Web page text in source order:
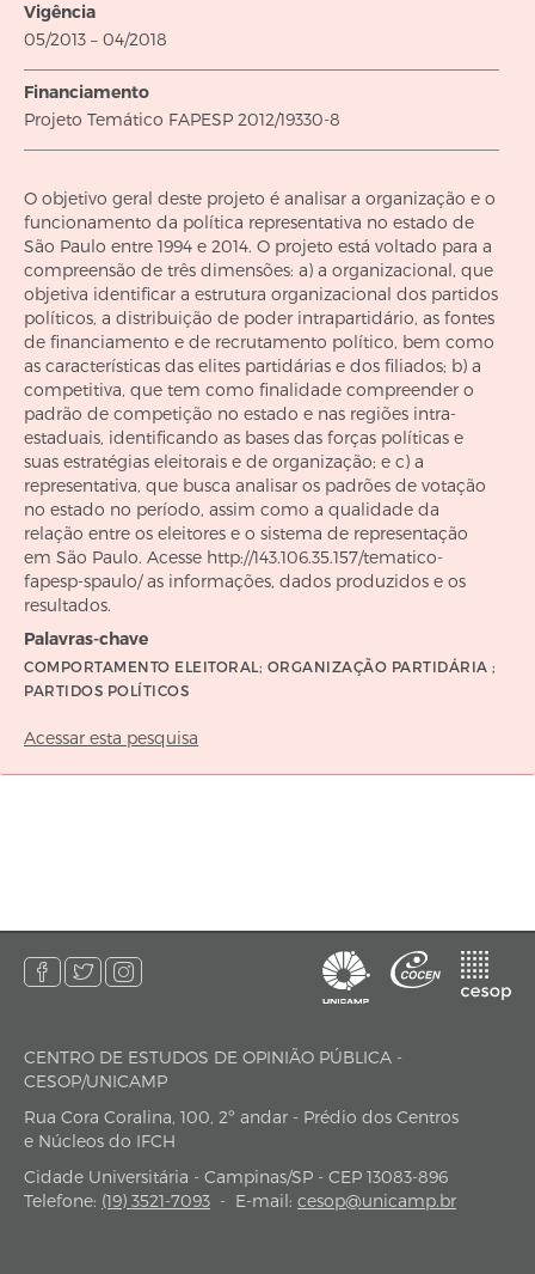
Vigência
05/2013 – 04/2018
Financiamento
Projeto Temático FAPESP 2012/19330-8
O objetivo geral deste projeto é analisar a organização e o
funcionamento da política representativa no estado de
São Paulo entre 1994 e 2014. O projeto está voltado para a
compreensão de três dimensões: a) a organizacional, que
objetiva identificar a estrutura organizacional dos partidos
políticos, a distribuição de poder intrapartidário, as fontes
de financiamento e de recrutamento político, bem como
as características das elites partidárias e dos filiados; b) a
competitiva, que tem como finalidade compreender o
padrão de competição no estado e nas regiões intra-
estaduais, identificando as bases das forças políticas e
suas estratégias eleitorais e de organização; e c) a
representativa, que busca analisar os padrões de votação
no estado no período, assim como a qualidade da
relação entre os eleitores e o sistema de representação
em São Paulo. Acesse http://143.106.35.157/tematico-
fapesp-spaulo/ as informações, dados produzidos e os
resultados.
Palavras-chave
COMPORTAMENTO ELEITORAL; ORGANIZAÇÃO PARTIDÁRIA ;
PARTIDOS POLÍTICOS
Acessar esta pesquisa
endereço
CENTRO DE ESTUDOS DE OPINIÃO PÚBLICA -
CESOP/UNICAMP
Rua Cora Coralina, 100, 2º andar - Prédio dos Centros
e Núcleos do IFCH
Cidade Universitária - Campinas/SP - CEP 13083-896
Telefone: (19) 3521-7093 - E-mail: cesop@unicamp.br